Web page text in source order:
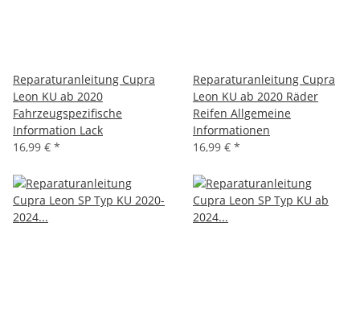
Reparaturanleitung Cupra
Leon KU ab 2020
Fahrzeugspezifische
Information Lack
16,99 € *
Reparaturanleitung Cupra
Leon KU ab 2020 Räder
Reifen Allgemeine
Informationen
16,99 € *